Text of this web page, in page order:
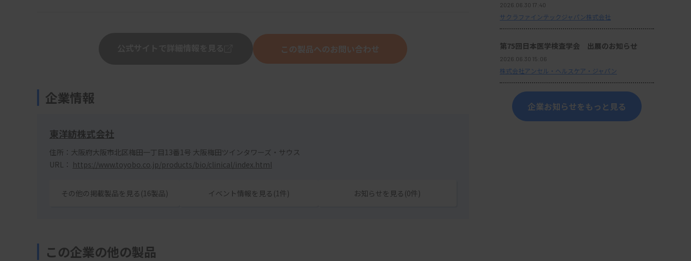
この製品へのお問い合わせ
企業情報
東洋紡株式会社
住所：大阪府大阪市北区梅田一丁目13番1号 大阪梅田ツインタワーズ・サウス
URL： https://www.toyobo.co.jp/products/bio/clinical/index.html
その他の掲載製品を見る(16製品) イベント情報を見る(1件) お知らせを見る(0件)
この企業の他の製品
2026.06.30 17:40
サクラファインテックジャパン株式会社
第75回日本医学検査学会 出展のお知らせ
2026.06.30 15:06
株式会社アンセル・ヘルスケア・ジャパン
企業お知らせをもっと見る